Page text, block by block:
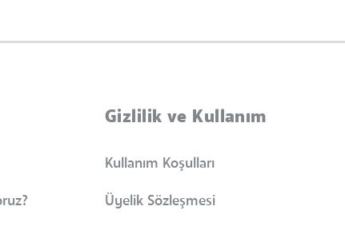
Gizlilik ve Kullanım
Kullanım Koşulları
Üyelik Sözleşmesi